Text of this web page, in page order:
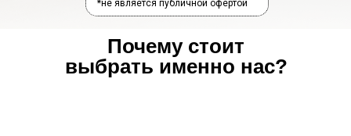
*не является публичной офертой
Почему стоит
выбрать именно нас?